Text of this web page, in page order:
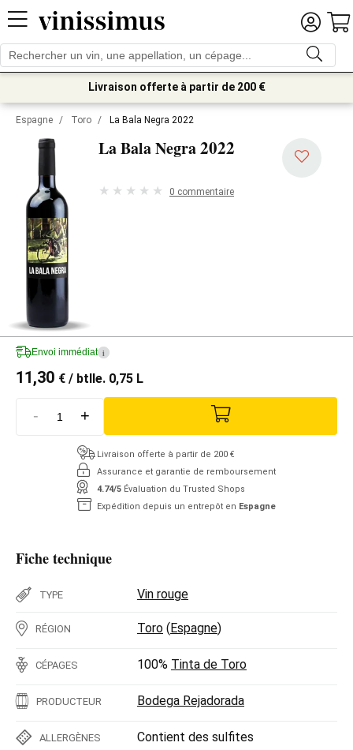
Livraison offerte à partir de 200 €
Espagne / Toro / La Bala Negra 2022
La Bala Negra2022
0 commentaire
Envoi immédiat i
11,30 € / btlle. 0,75 L
- +
Livraison offerte à partir de 200 €
Assurance et garantie de remboursement
4.74/5 Évaluation du Trusted Shops
Expédition depuis un entrepôt en Espagne
Fiche technique
TYPE Vin rouge
RÉGION Toro (Espagne)
CÉPAGES 100% Tinta de Toro
PRODUCTEUR Bodega Rejadorada
ALLERGÈNES Contient des sulfites